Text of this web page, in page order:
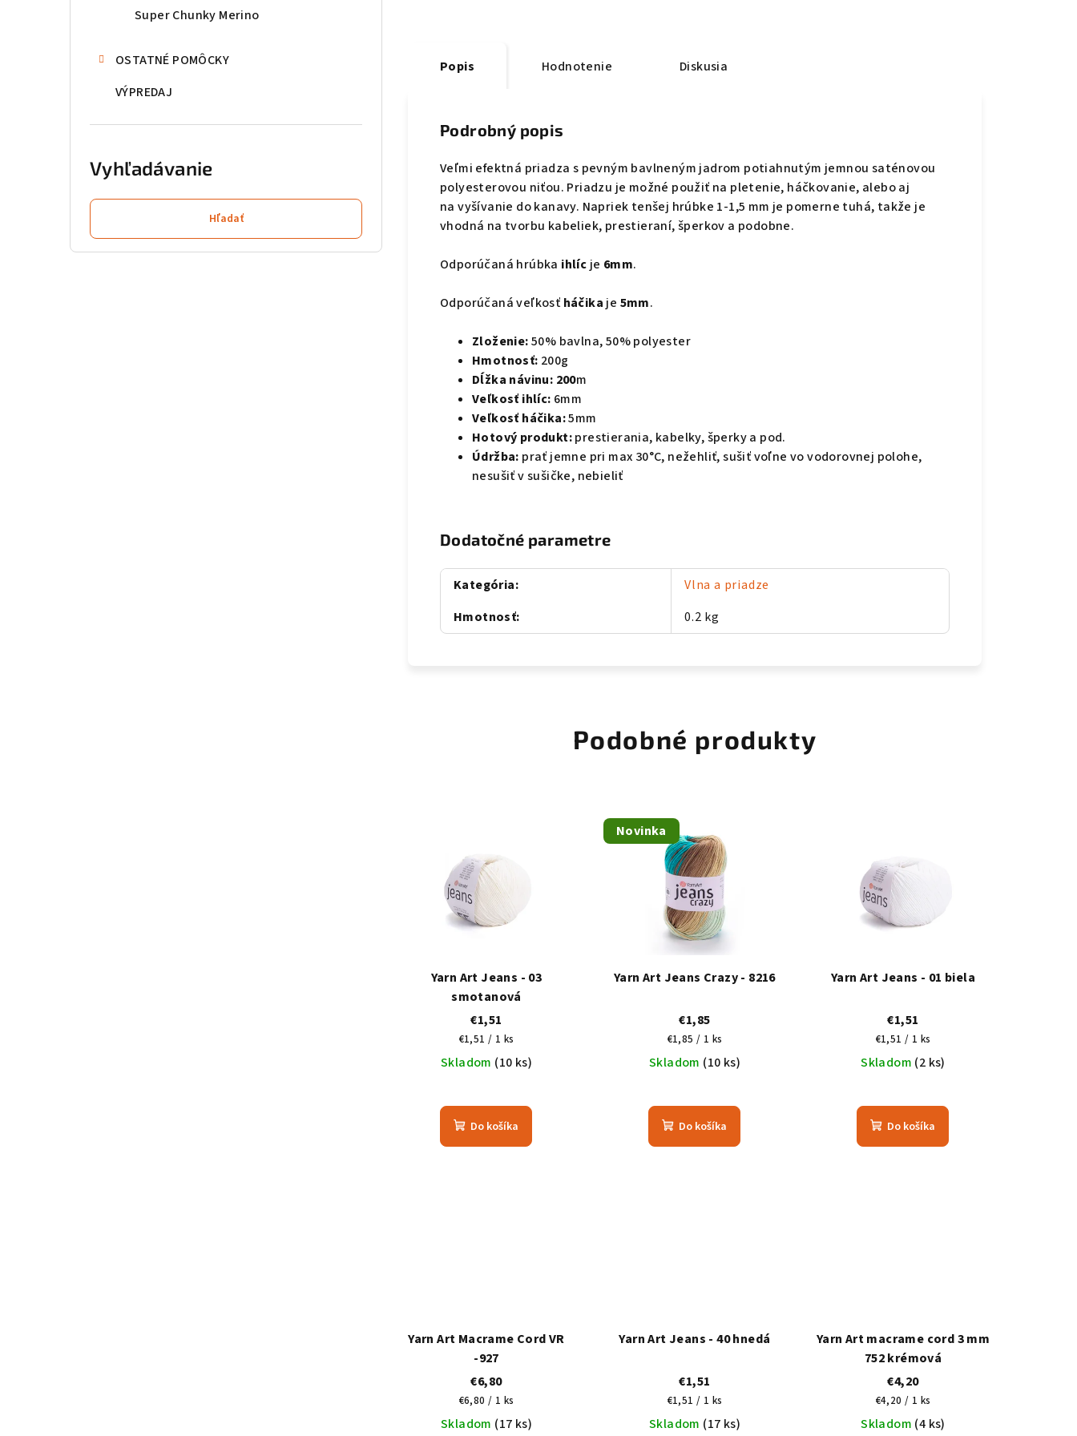
Super Chunky Merino
OSTATNÉ POMÔCKY
VÝPREDAJ
Vyhľadávanie
Hľadať
Popis Hodnotenie Diskusia
Podrobný popis
Veľmi efektná priadza s pevným bavlneným jadrom potiahnutým jemnou saténovou
polyesterovou niťou. Priadzu je možné použiť na pletenie, háčkovanie, alebo aj
na vyšívanie do kanavy. Napriek tenšej hrúbke 1-1,5 mm je pomerne tuhá, takže je
vhodná na tvorbu kabeliek, prestieraní, šperkov a podobne.
Odporúčaná hrúbka ihlíc je 6mm.
Odporúčaná veľkosť háčika je 5mm.
Zloženie:50% bavlna, 50% polyester
Hmotnosť: 200g
Dĺžka návinu: 200m
Veľkosť ihlíc: 6mm
Veľkosť háčika:5mm
Hotový produkt:prestierania, kabelky, šperky a pod.
Údržba: prať jemne pri max 30°C, nežehliť, sušiť voľne vo vodorovnej polohe,
nesušiť v sušičke, nebieliť
Dodatočné parametre
Kategória:
Vlna a priadze
Hmotnosť: 0.2 kg
Podobné produkty
Yarn Art Jeans - 03
smotanová
€1,51
Jednotková
cena:
€1,51 / 1 ks
Skladom (10 ks)
Do košíka
Novinka
Yarn Art Jeans Crazy - 8216
€1,85
Jednotková
cena:
€1,85 / 1 ks
Skladom (10 ks)
Do košíka
Yarn Art Jeans - 01 biela
€1,51
Jednotková
cena:
€1,51 / 1 ks
Skladom (2 ks)
Do košíka
Yarn Art Macrame Cord VR
-927
€6,80
Jednotková
cena:
€6,80 / 1 ks
Skladom (17 ks)
Yarn Art Jeans - 40 hnedá
€1,51
Jednotková
cena:
€1,51 / 1 ks
Skladom (17 ks)
Yarn Art macrame cord 3 mm
752 krémová
€4,20
Jednotková
cena:
€4,20 / 1 ks
Skladom (4 ks)